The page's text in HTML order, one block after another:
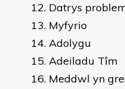
Datrys
Myfyrio
Adolygu
Adeiladu Tîm
Meddwl yn